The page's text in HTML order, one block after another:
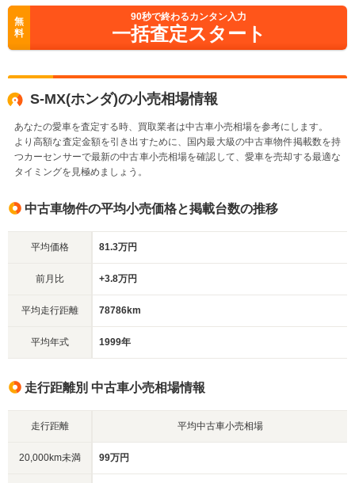
無
料
90秒で終わるカンタン入力
一括査定スタート
S-MX(ホンダ)の小売相場情報
あなたの愛車を査定する時、買取業者は中古車小売相場を参考にします。
より高額な査定金額を引き出すために、国内最大級の中古車物件掲載数を持
つカーセンサーで最新の中古車小売相場を確認して、愛車を売却する最適な
タイミングを見極めましょう。
中古車物件の平均小売価格と掲載台数の推移
平均価格 81.3万円
前月比 +3.8万円
平均走行距離 78786km
平均年式 1999年
走行距離別 中古車小売相場情報
走行距離 平均中古車小売相場
20,000km未満 99万円